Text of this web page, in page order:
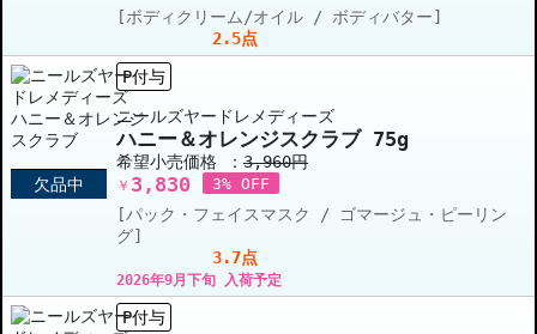
[ボディクリーム/オイル / ボディバター]
2.5点
欠品中
P付与
ニールズヤードレメディーズ
ハニー＆オレンジスクラブ 75g
希望小売価格 ： 3,960円
￥ 3,830 3% OFF
[パック・フェイスマスク / ゴマージュ・ピーリン
グ]
3.7点
2026年9月下旬 入荷予定
P付与